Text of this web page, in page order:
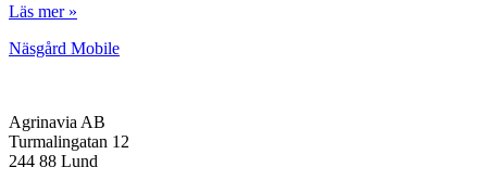
Läs mer »
Näsgård Mobile
Agrinavia AB
Turmalingatan 12
244 88 Lund